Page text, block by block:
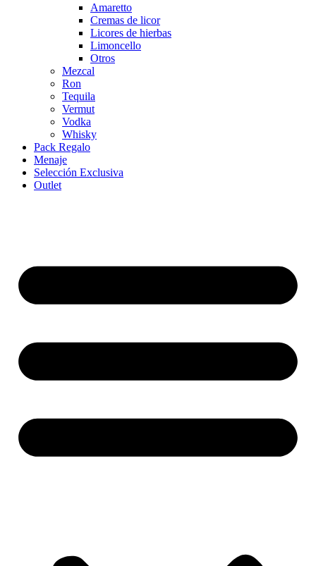
Amaretto
Cremas de licor
Licores de hierbas
Limoncello
Otros
Mezcal
Ron
Tequila
Vermut
Vodka
Whisky
Pack Regalo
Menaje
Selección Exclusiva
Outlet